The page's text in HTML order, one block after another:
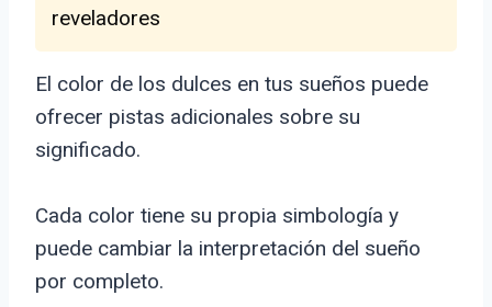
reveladores
El color de los dulces en tus sueños puede
ofrecer pistas adicionales sobre su
significado.
Cada color tiene su propia simbología y
puede cambiar la interpretación del sueño
por completo.